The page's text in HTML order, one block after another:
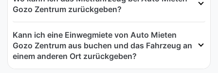
Gozo Zentrum zurückgeben?
Kann ich eine Einwegmiete von Auto Mieten
Gozo Zentrum aus buchen und das Fahrzeug an
einem anderen Ort zurückgeben?